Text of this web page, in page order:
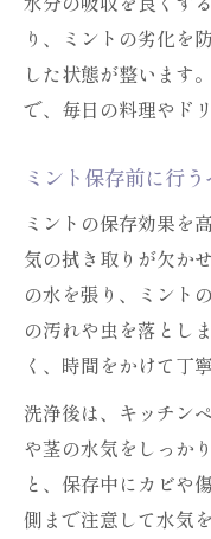
り、ミントの劣化を
した状態が整います
で、毎日の料理やド
ミント保存前に行
ミントの保存効果を
気の拭き取りが欠か
の水を張り、ミント
の汚れや虫を落とし
く、時間をかけて丁
洗浄後は、キッチン
や茎の水気をしっか
と、保存中にカビや
側まで注意して水気